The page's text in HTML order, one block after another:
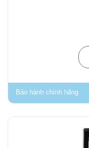
Bảo hành chính hãng